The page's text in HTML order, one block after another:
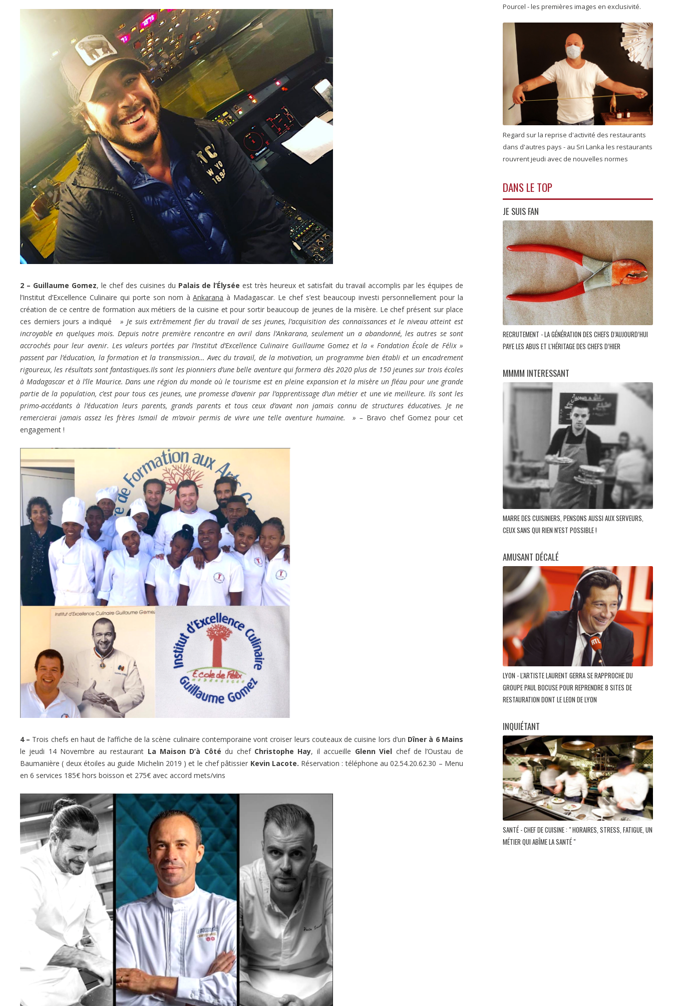
2 – Guillaume Gomez, le chef des cuisines du Palais de l’Élysée est très heureux et satisfait du travail accomplis par les équipes de
l’Institut d’Excellence Culinaire qui porte son nom àAnkarana à Madagascar. Le chef s’est beaucoup investi personnellement pour la
création de ce centre de formation aux métiers de la cuisine et pour sortir beaucoup de jeunes de la misère. Le chef présent sur place
ces derniers jours a indiqué
» Je suis extrêmement fier du travail de ses jeunes, l’acquisition des connaissances et le niveau atteint est
incroyable en quelques mois. Depuis notre première rencontre en avril dans l’Ankarana, seulement un a abandonné, les autres se sont
accrochés pour leur avenir. Les valeurs portées par l’Institut d’Excellence Culinaire Guillaume Gomez et la « Fondation École de Félix »
passent par l’éducation, la formation et la transmission… Avec du travail, de la motivation, un programme bien établi et un encadrement
rigoureux, les résultats sont fantastiques.Ils sont les pionniers d’une belle aventure qui formera dès 2020 plus de 150 jeunes sur trois écoles
à Madagascar et à l’île Maurice. Dans une région du monde où le tourisme est en pleine expansion et la misère un fléau pour une grande
partie de la population, c’est pour tous ces jeunes, une promesse d’avenir par l’apprentissage d’un métier et une vie meilleure. Ils sont les
primo-accédants à l’éducation leurs parents, grands parents et tous ceux d’avant non jamais connu de structures éducatives. Je ne
remercierai jamais assez les frères Ismail de m’avoir permis de vivre une telle aventure humaine. » – Bravo chef Gomez pour cet
engagement !
4 – Trois chefs en haut de l’affiche de la scène culinaire contemporaine vont croiser leurs couteaux de cuisine lors d’un Dîner à 6 Mains
le jeudi 14 Novembre au restaurant La Maison D’à Côté du chef Christophe Hay, il accueille Glenn Viel chef de l’Oustau de
Baumanière ( deux étoiles au guide Michelin 2019 ) et le chef pâtissier Kevin Lacote. Réservation : téléphone au 02.54.20.62.30 – Menu
en 6 services 185€ hors boisson et 275€ avec accord mets/vins
Pourcel - les premières images en exclusivité.
Regard sur la reprise d'activité des restaurants
dans d'autres pays - au Sri Lanka les restaurants
rouvrent jeudi avec de nouvelles normes
DANS LE TOP
JE SUIS FAN
RECRUTEMENT - LA GÉNÉRATION DES CHEFS D’AUJOURD’HUI
PAYE LES ABUS ET L'HÉRITAGE DES CHEFS D’HIER
MMMM INTERESSANT
MARRE DES CUISINIERS, PENSONS AUSSI AUX SERVEURS,
CEUX SANS QUI RIEN N'EST POSSIBLE !
AMUSANT DÉCALÉ
LYON - L'ARTISTE LAURENT GERRA SE RAPPROCHE DU
GROUPE PAUL BOCUSE POUR REPRENDRE 8 SITES DE
RESTAURATION DONT LE LEON DE LYON
INQUIÉTANT
SANTÉ - CHEF DE CUISINE : " HORAIRES, STRESS, FATIGUE, UN
MÉTIER QUI ABÎME LA SANTÉ "